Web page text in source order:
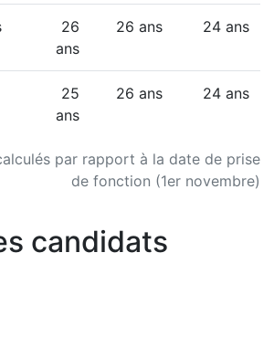
par rapport à la date de prise
de fonction (1er novembre)
26
ans
26 ans 24 ans
25
ans
26 ans 24 ans
candidats